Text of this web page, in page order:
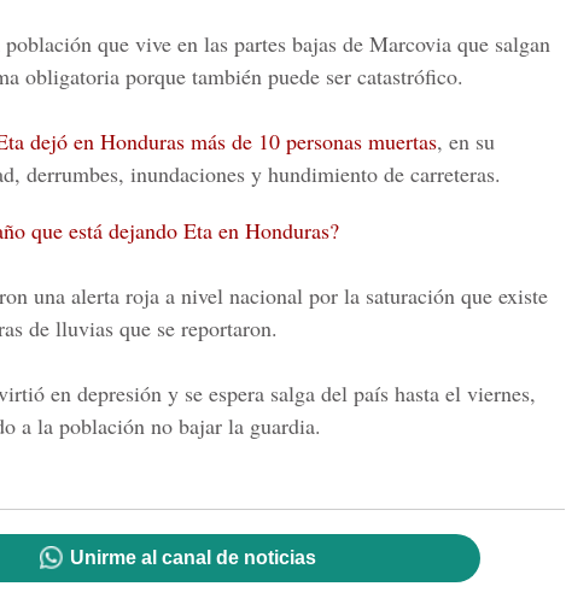
que vive en las partes bajas de Marcovia que salgan
obligatoria porque también puede ser catastrófico.
dejó en Honduras más de 10 personas muertas, en su
derrumbes, inundaciones y hundimiento de carreteras.
que está dejando Eta en Honduras?
una alerta roja a nivel nacional por la saturación que existe
de lluvias que se reportaron.
en depresión y se espera salga del país hasta el viernes,
a la población no bajar la guardia.
Unirme al canal de noticias